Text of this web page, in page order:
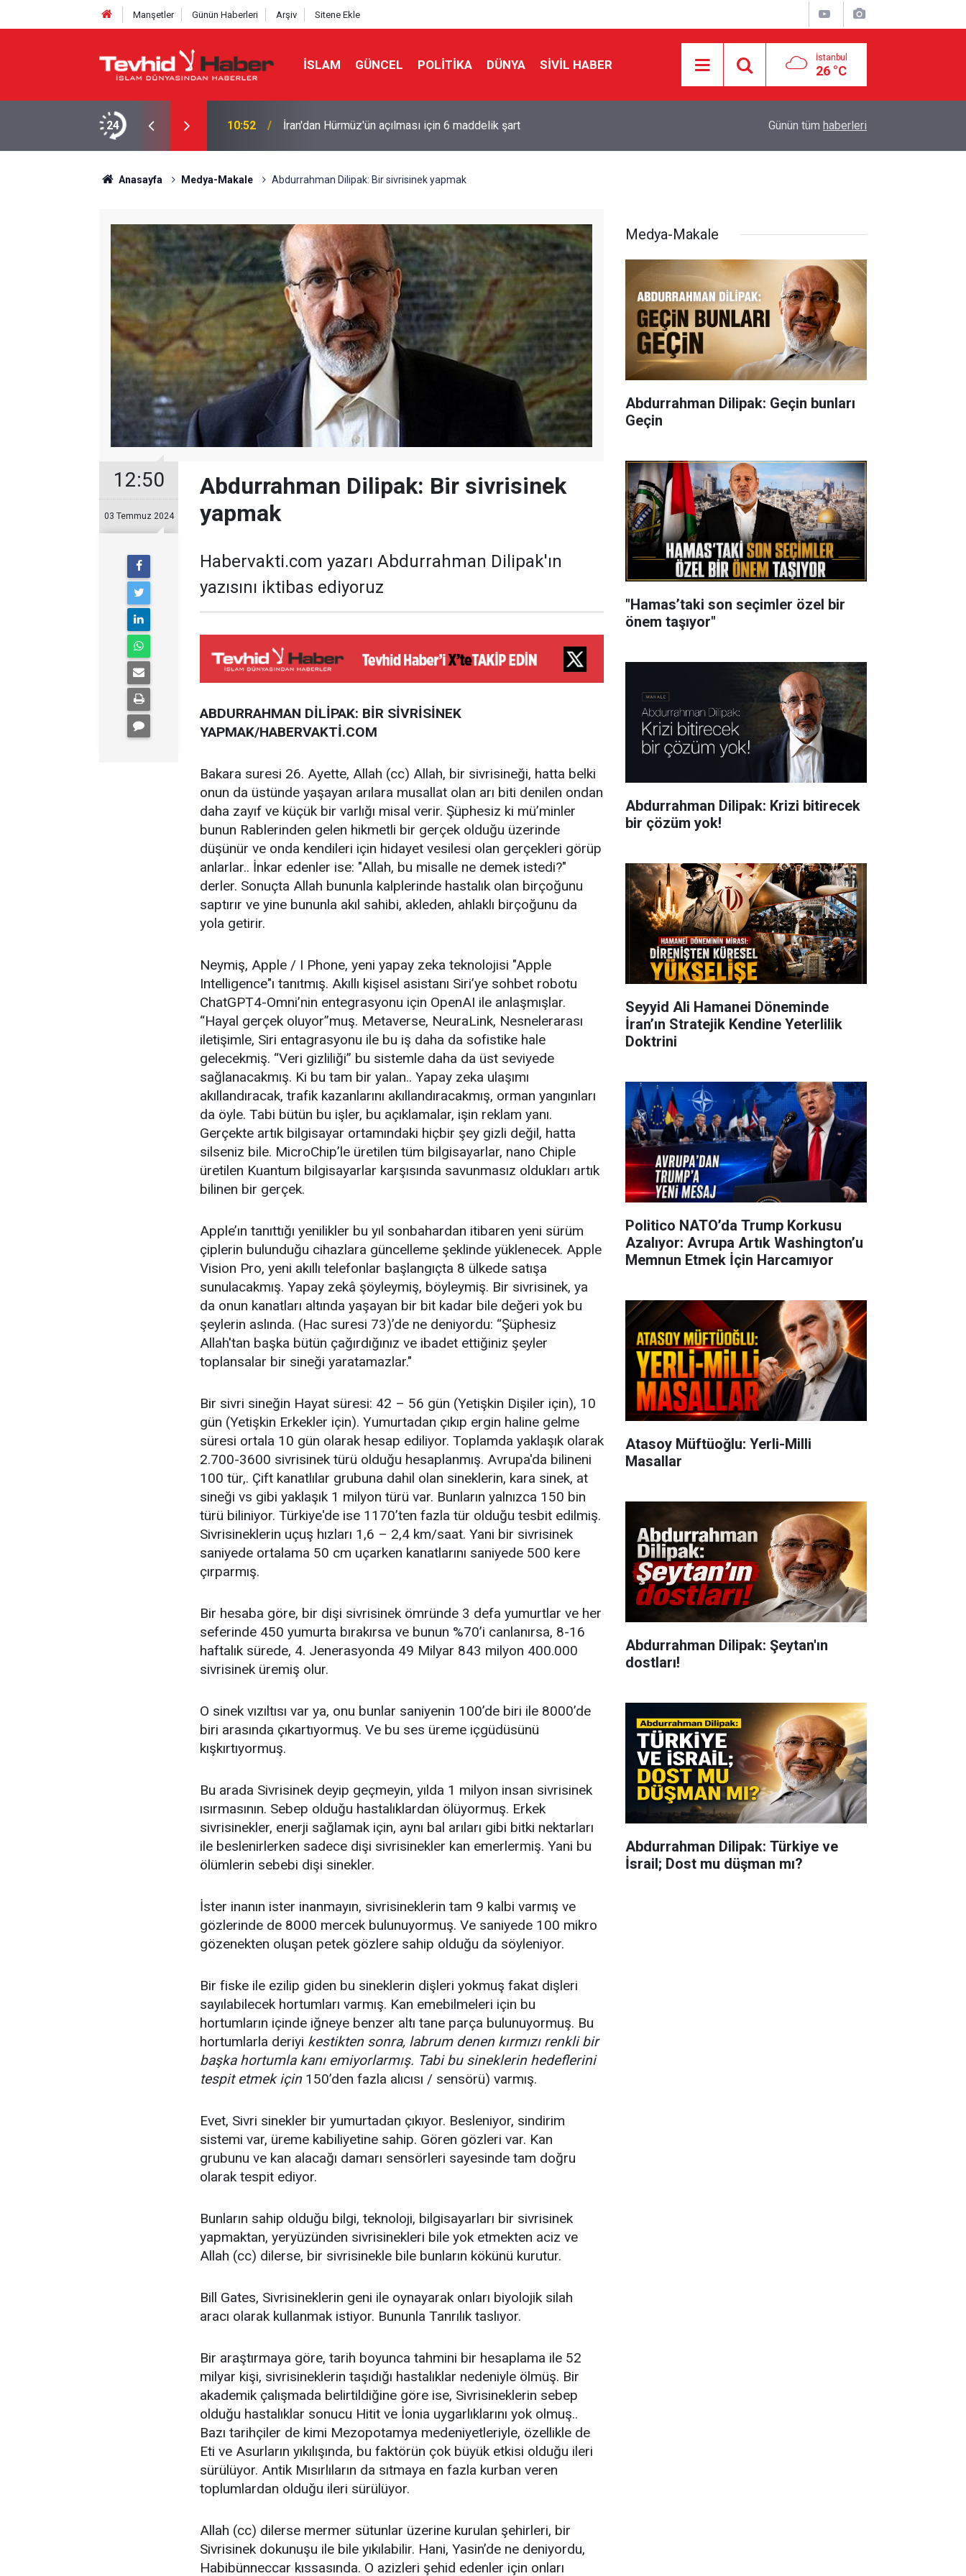
Manşetler Günün Haberleri Arşiv Sitene Ekle
İSLAM GÜNCEL POLITIKA DÜNYA SIVIL HABER İstanbul
26 °C
24 10:40 BATI ŞERİA’DA EŞ ZAMANLI BASKINLAR: EVLER VE ARAÇLAR HEDEFTE YEMEN GÜÇLERİ CİZAN’DAKİ ARAMCO
Günün tüm haberleri
Anasayfa Medya-Makale Abdurrahman Dilipak: Bir sivrisinek yapmak
12:50
03 Temmuz 2024
Abdurrahman Dilipak: Bir sivrisinek
yapmak
Habervakti.com yazarı Abdurrahman Dilipak'ın
yazısını iktibas ediyoruz
ABDURRAHMAN DİLİPAK: BİR SİVRİSİNEK
YAPMAK/HABERVAKTİ.COM
Bakara suresi 26. Ayette, Allah (cc) Allah, bir sivrisineği, hatta belki
onun da üstünde yaşayan arılara musallat olan arı biti denilen ondan
daha zayıf ve küçük bir varlığı misal verir. Şüphesiz ki mü’minler
bunun Rablerinden gelen hikmetli bir gerçek olduğu üzerinde
düşünür ve onda kendileri için hidayet vesilesi olan gerçekleri görüp
anlarlar.. İnkar edenler ise: "Allah, bu misalle ne demek istedi?"
derler. Sonuçta Allah bununla kalplerinde hastalık olan birçoğunu
saptırır ve yine bununla akıl sahibi, akleden, ahlaklı birçoğunu da
yola getirir.
Neymiş, Apple / I Phone, yeni yapay zeka teknolojisi "Apple
Intelligence"ı tanıtmış. Akıllı kişisel asistanı Siri’ye sohbet robotu
ChatGPT4-Omni’nin entegrasyonu için OpenAI ile anlaşmışlar.
“Hayal gerçek oluyor”muş. Metaverse, NeuraLink, Nesnelerarası
iletişimle, Siri entagrasyonu ile bu iş daha da sofistike hale
gelecekmiş. “Veri gizliliği” bu sistemle daha da üst seviyede
sağlanacakmış. Ki bu tam bir yalan.. Yapay zeka ulaşımı
akıllandıracak, trafik kazanlarını akıllandıracakmış, orman yangınları
da öyle. Tabi bütün bu işler, bu açıklamalar, işin reklam yanı.
Gerçekte artık bilgisayar ortamındaki hiçbir şey gizli değil, hatta
silseniz bile. MicroChip’le üretilen tüm bilgisayarlar, nano Chiple
üretilen Kuantum bilgisayarlar karşısında savunmasız oldukları artık
bilinen bir gerçek.
Apple’ın tanıttığı yenilikler bu yıl sonbahardan itibaren yeni sürüm
çiplerin bulunduğu cihazlara güncelleme şeklinde yüklenecek. Apple
Vision Pro, yeni akıllı telefonlar başlangıçta 8 ülkede satışa
sunulacakmış. Yapay zekâ şöyleymiş, böyleymiş. Bir sivrisinek, ya
da onun kanatları altında yaşayan bir bit kadar bile değeri yok bu
şeylerin aslında. (Hac suresi 73)’de ne deniyordu: “Şüphesiz
Allah'tan başka bütün çağırdığınız ve ibadet ettiğiniz şeyler
toplansalar bir sineği yaratamazlar."
Bir sivri sineğin Hayat süresi: 42 – 56 gün (Yetişkin Dişiler için), 10
gün (Yetişkin Erkekler için). Yumurtadan çıkıp ergin haline gelme
süresi ortala 10 gün olarak hesap ediliyor. Toplamda yaklaşık olarak
2.700-3600 sivrisinek türü olduğu hesaplanmış. Avrupa'da bilineni
100 tür,. Çift kanatlılar grubuna dahil olan sineklerin, kara sinek, at
sineği vs gibi yaklaşık 1 milyon türü var. Bunların yalnızca 150 bin
türü biliniyor. Türkiye'de ise 1170’ten fazla tür olduğu tesbit edilmiş.
Sivrisineklerin uçuş hızları 1,6 – 2,4 km/saat. Yani bir sivrisinek
saniyede ortalama 50 cm uçarken kanatlarını saniyede 500 kere
çırparmış.
Bir hesaba göre, bir dişi sivrisinek ömründe 3 defa yumurtlar ve her
seferinde 450 yumurta bırakırsa ve bunun %70’i canlanırsa, 8-16
haftalık sürede, 4. Jenerasyonda 49 Milyar 843 milyon 400.000
sivrisinek üremiş olur.
O sinek vızıltısı var ya, onu bunlar saniyenin 100’de biri ile 8000’de
biri arasında çıkartıyormuş. Ve bu ses üreme içgüdüsünü
kışkırtıyormuş.
Bu arada Sivrisinek deyip geçmeyin, yılda 1 milyon insan sivrisinek
ısırmasının. Sebep olduğu hastalıklardan ölüyormuş. Erkek
sivrisinekler, enerji sağlamak için, aynı bal arıları gibi bitki nektarları
ile beslenirlerken sadece dişi sivrisinekler kan emerlermiş. Yani bu
ölümlerin sebebi dişi sinekler.
İster inanın ister inanmayın, sivrisineklerin tam 9 kalbi varmış ve
gözlerinde de 8000 mercek bulunuyormuş. Ve saniyede 100 mikro
gözenekten oluşan petek gözlere sahip olduğu da söyleniyor.
Bir fiske ile ezilip giden bu sineklerin dişleri yokmuş fakat dişleri
sayılabilecek hortumları varmış. Kan emebilmeleri için bu
hortumların içinde iğneye benzer altı tane parça bulunuyormuş. Bu
hortumlarla deriyi kestikten sonra, labrum denen kırmızı renkli bir
başka hortumla kanı emiyorlarmış. Tabi bu sineklerin hedeflerini
tespit etmek için150’den fazla alıcısı / sensörü) varmış.
Evet, Sivri sinekler bir yumurtadan çıkıyor. Besleniyor, sindirim
sistemi var, üreme kabiliyetine sahip. Gören gözleri var. Kan
grubunu ve kan alacağı damarı sensörleri sayesinde tam doğru
olarak tespit ediyor.
Bunların sahip olduğu bilgi, teknoloji, bilgisayarları bir sivrisinek
yapmaktan, yeryüzünden sivrisinekleri bile yok etmekten aciz ve
Allah (cc) dilerse, bir sivrisinekle bile bunların kökünü kurutur.
Bill Gates, Sivrisineklerin geni ile oynayarak onları biyolojik silah
aracı olarak kullanmak istiyor. Bununla Tanrılık taslıyor.
Bir araştırmaya göre, tarih boyunca tahmini bir hesaplama ile 52
milyar kişi, sivrisineklerin taşıdığı hastalıklar nedeniyle ölmüş. Bir
akademik çalışmada belirtildiğine göre ise, Sivrisineklerin sebep
olduğu hastalıklar sonucu Hitit ve İonia uygarlıklarını yok olmuş..
Bazı tarihçiler de kimi Mezopotamya medeniyetleriyle, özellikle de
Eti ve Asurların yıkılışında, bu faktörün çok büyük etkisi olduğu ileri
sürülüyor. Antik Mısırlıların da sıtmaya en fazla kurban veren
toplumlardan olduğu ileri sürülüyor.
Allah (cc) dilerse mermer sütunlar üzerine kurulan şehirleri, bir
Sivrisinek dokunuşu ile bile yıkılabilir. Hani, Yasin’de ne deniyordu,
Habibünneccar kıssasında. O azizleri şehid edenler için onları
Medya-Makale
Abdurrahman Dilipak: Geçin bunları
Geçin
"Hamas’taki son seçimler özel bir
önem taşıyor"
Abdurrahman Dilipak: Krizi bitirecek
bir çözüm yok!
Seyyid Ali Hamanei Döneminde
İran’ın Stratejik Kendine Yeterlilik
Doktrini
Politico NATO’da Trump Korkusu
Azalıyor: Avrupa Artık Washington’u
Memnun Etmek İçin Harcamıyor
Atasoy Müftüoğlu: Yerli-Milli
Masallar
Abdurrahman Dilipak: Şeytan'ın
dostları!
Abdurrahman Dilipak: Türkiye ve
İsrail; Dost mu düşman mı?